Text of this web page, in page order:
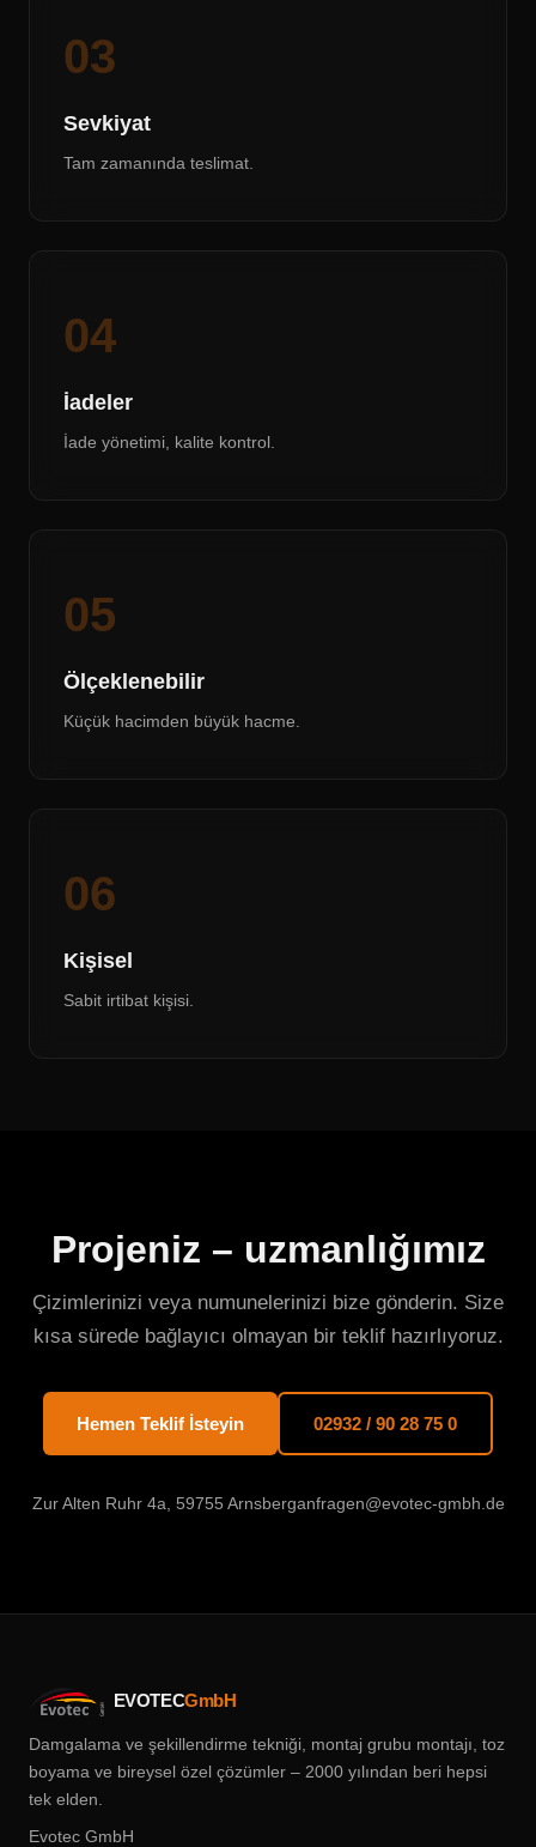
03
Sevkiyat
Tam zamanında teslimat.
04
İadeler
İade yönetimi, kalite kontrol.
05
Ölçeklenebilir
Küçük hacimden büyük hacme.
06
Kişisel
Sabit irtibat kişisi.
Projeniz – uzmanlığımız
Çizimlerinizi veya numunelerinizi bize gönderin. Size
kısa sürede bağlayıcı olmayan bir teklif hazırlıyoruz.
Hemen Teklif İsteyin 02932 / 90 28 75 0
Zur Alten Ruhr 4a, 59755 Arnsberganfragen@evotec-gmbh.de
EVOTECGmbH
Damgalama ve şekillendirme tekniği, montaj grubu montajı, toz
boyama ve bireysel özel çözümler – 2000 yılından beri hepsi
tek elden.
Evotec GmbH